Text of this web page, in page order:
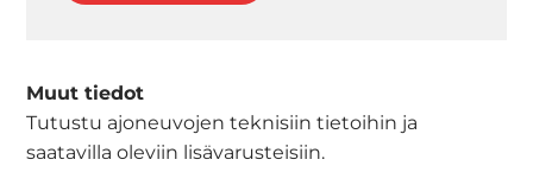
Muut tiedot
Tutustu ajoneuvojen teknisiin tietoihin ja
saatavilla oleviin lisävarusteisiin.